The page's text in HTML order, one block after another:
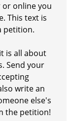
online you
This text is
petition.
is all about
Send your
write an
else's
the petition!